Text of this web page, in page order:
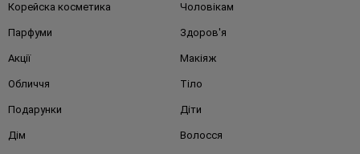
Корейска косметика Чоловікам
Парфуми Здоров'я
Акції Макіяж
Обличчя Тіло
Подарунки Діти
Дім Волосся